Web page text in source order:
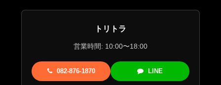
トリトラ
営業時間: 10:00〜18:00
082-876-1870 LINE